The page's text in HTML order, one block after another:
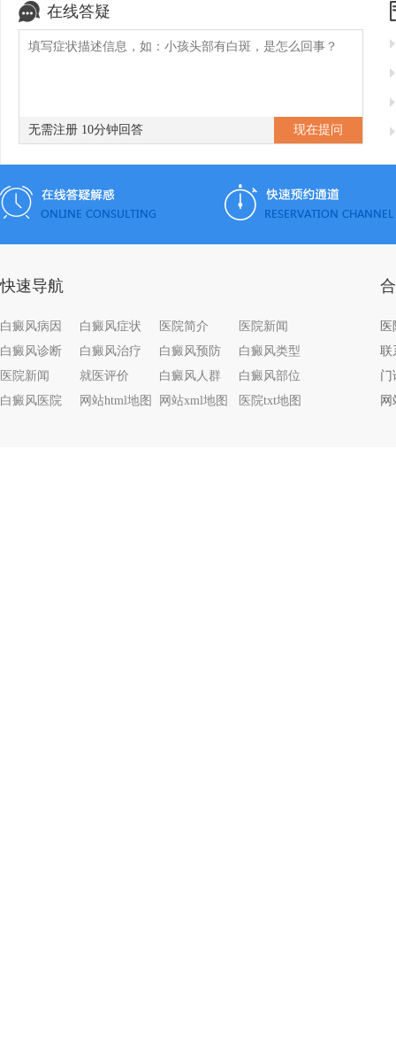
在线答疑
无需注册 10分钟回答
快速导航
白癜风病因 白癜风症状 医院简介
医院新闻
白癜风诊断
白癜风治疗 白癜风预防
白癜风类型
医院新闻
就医评价 白癜风人群
白癜风部位
白癜风医院
网站html地图 网站xml地图 医院txt地图
联
门